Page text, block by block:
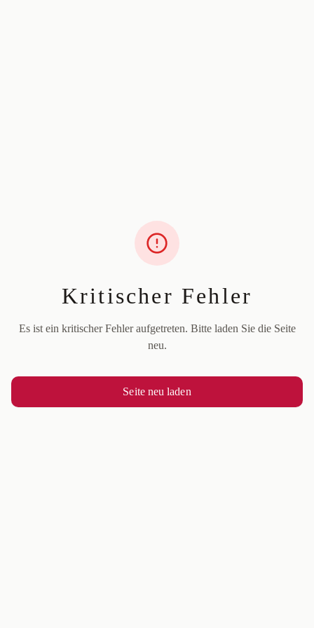
Kritischer Fehler
Es ist ein kritischer Fehler aufgetreten. Bitte laden Sie die Seite
neu.
Seite neu laden